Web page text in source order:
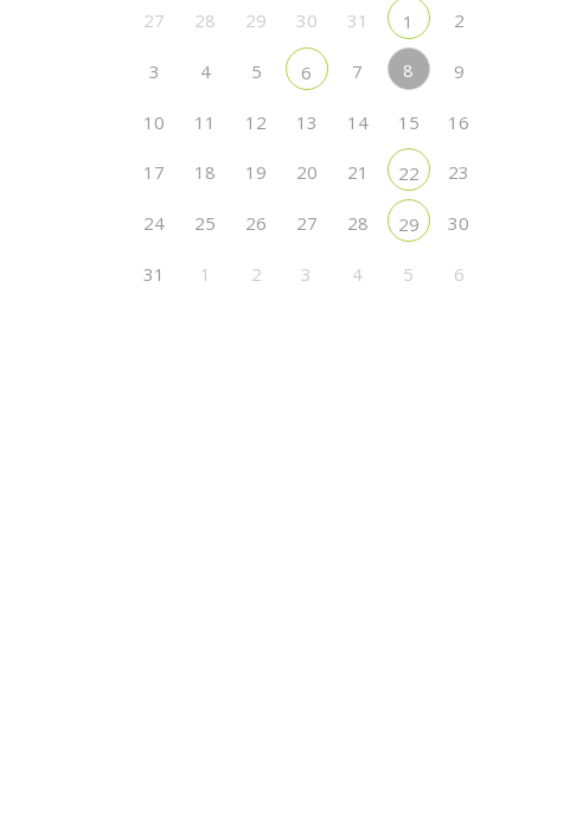
27 28 29 30 31 1 2
3 4 5 6 7 8 9
10 11 12 13 14 15 16
17 18 19 20 21 22 23
24 25 26 27 28 29 30
31 1 2 3 4 5 6